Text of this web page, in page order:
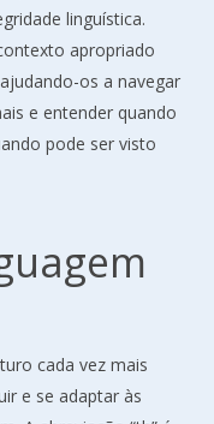
linguística.
apropriado
os a navegar
e entender quando
pode ser visto
cada vez mais
e se adaptar às